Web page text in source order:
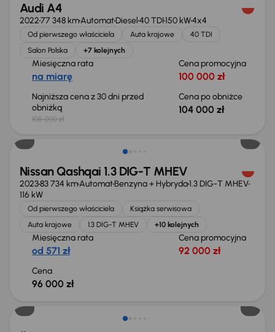
Audi A4
202277 348 kmAutomatDiesel40 TDI150 kW4x4
Od pierwszego właściciela Auta krajowe
40 TDI
Salon Polska
+7 kolejnych
Miesięczna rata
na miarę
Cena promocyjna
100 000 zł
Najniższa cena z 30 dni przed
obniżką
105 000 zł
Cena po obniżce
104 000 zł
Możliwość odliczenia VAT
Nissan Qashqai 1.3 DIG-T MHEV
202383 734 kmAutomatBenzyna + Hybryda1.3 DIG-T MHEV
116 kW
Od pierwszego właściciela
Książka serwisowa
Auta krajowe
1.3 DIG-T MHEV +10 kolejnych
Miesięczna rata
od 571 zł
Cena promocyjna
92 000 zł
Cena
96 000 zł
Możliwość odliczenia VAT